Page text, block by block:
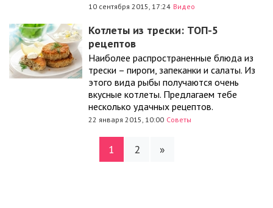
10 сентября 2015, 17:24 Видео
Котлеты из трески: ТОП-5
рецептов
Наиболее распространенные блюда из
трески – пироги, запеканки и салаты. Из
этого вида рыбы получаются очень
вкусные котлеты. Предлагаем тебе
несколько удачных рецептов.
22 января 2015, 10:00 Советы
1 2 »